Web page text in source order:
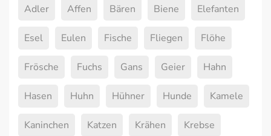
Adler Affen Bären Biene Elefanten
Esel Eulen Fische Fliegen Flöhe
Frösche Fuchs Gans Geier Hahn
Hasen Huhn Hühner Hunde Kamele
Kaninchen Katzen Krähen Krebse